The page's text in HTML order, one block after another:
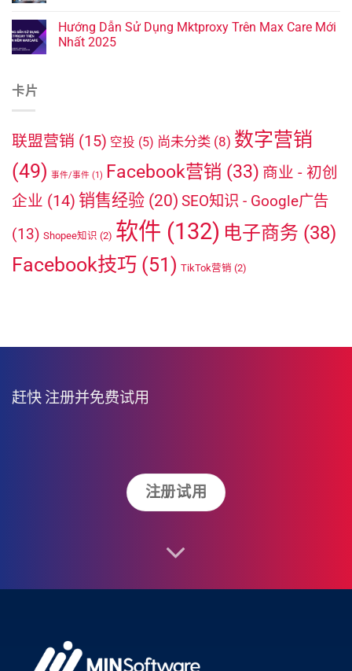
Hướng Dẫn Sử Dụng Mktproxy Trên Max Care Mới
Nhất 2025
卡片
联盟营销 (15) 空投 (5) 尚未分类 (8) 数字营销
(49) 事件/事件 (1) Facebook营销 (33) 商业 - 初创
企业 (14) 销售经验 (20) SEO知识 - Google广告
(13) Shopee知识 (2) 软件 (132) 电子商务 (38)
Facebook技巧 (51) TikTok营销 (2)
赶快 注册并免费试用
注册试用